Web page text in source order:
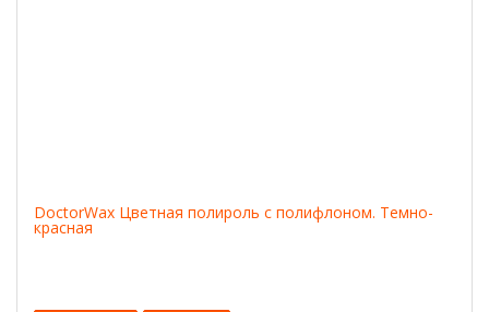
DoctorWax Цветная полироль с полифлоном. Темно-
красная